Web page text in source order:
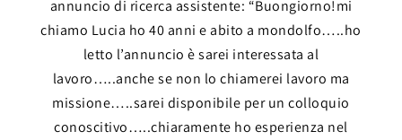
annuncio di ricerca assistente: “Buongiorno!mi
chiamo Lucia ho 40 anni e abito a mondolfo…..ho
letto l’annuncio è sarei interessata al
lavoro…..anche se non lo chiamerei lavoro ma
missione…..sarei disponibile per un colloquio
conoscitivo…..chiaramente ho esperienza nel